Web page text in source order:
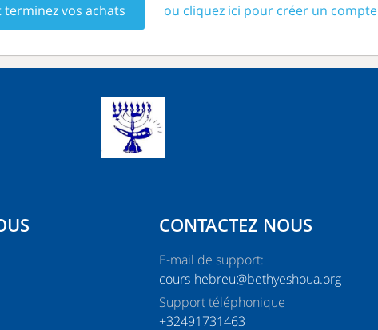
terminez vos achats ou cliquez ici pour créer un compte
CONTACTEZ NOUS
E-mail de support:
cours-hebreu@bethyeshoua.org
Support téléphonique
+32491731463